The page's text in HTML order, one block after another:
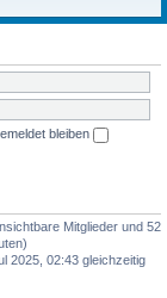
bleiben
Mitglieder und 52
2025, 02:43 gleichzeitig